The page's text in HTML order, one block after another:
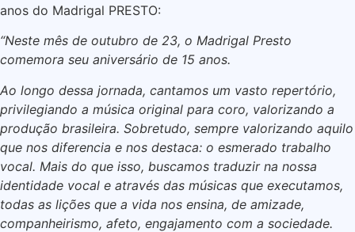
anos do Madrigal PRESTO:
“Neste mês de outubro de 23, o Madrigal Presto
comemora seu aniversário de 15 anos.
Ao longo dessa jornada, cantamos um vasto repertório,
privilegiando a música original para coro, valorizando a
produção brasileira. Sobretudo, sempre valorizando aquilo
que nos diferencia e nos destaca: o esmerado trabalho
vocal. Mais do que isso, buscamos traduzir na nossa
identidade vocal e através das músicas que executamos,
todas as lições que a vida nos ensina, de amizade,
companheirismo, afeto, engajamento com a sociedade.